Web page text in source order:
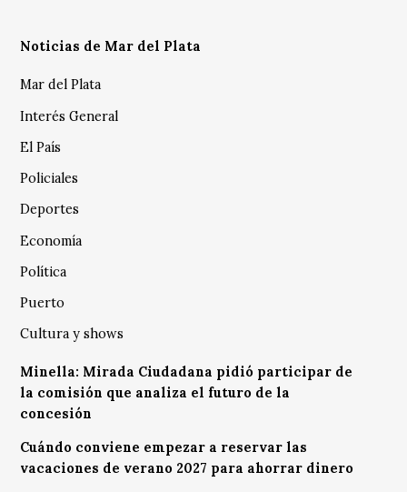
Noticias de Mar del Plata
Mar del Plata
Interés General
El País
Policiales
Deportes
Economía
Política
Puerto
Cultura y shows
Minella: Mirada Ciudadana pidió participar de
la comisión que analiza el futuro de la
concesión
Cuándo conviene empezar a reservar las
vacaciones de verano 2027 para ahorrar dinero